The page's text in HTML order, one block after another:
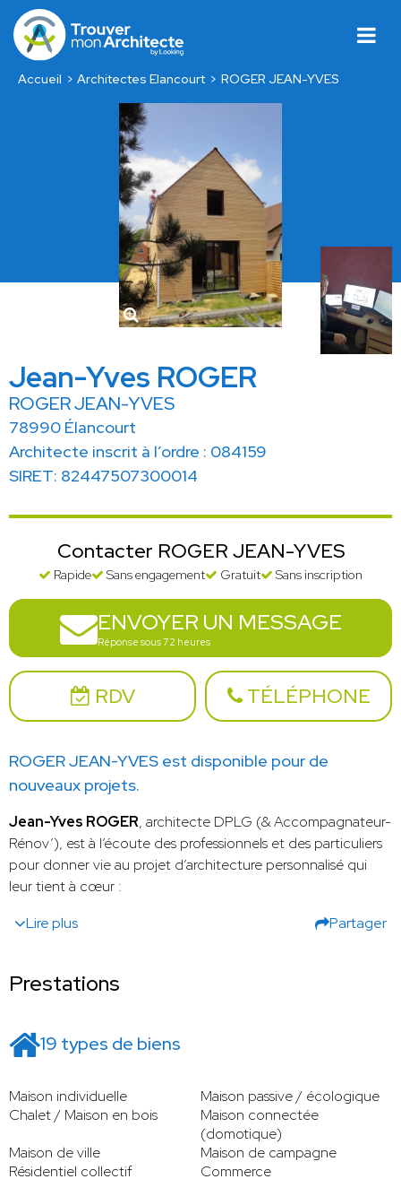
Accueil Architectes Elancourt ROGER JEAN-YVES
Jean-Yves ROGER
ROGER JEAN-YVES
78990 Élancourt
Architecte inscrit à l’ordre : 084159
SIRET: 82447507300014
Contacter ROGER JEAN-YVES
Rapide Sans engagement Gratuit Sans inscription
ENVOYER UN MESSAGE
Réponse sous 72 heures
RDV TÉLÉPHONE
ROGER JEAN-YVES est disponible pour de
nouveaux projets.
Jean-Yves ROGER, architecte DPLG (& Accompagnateur-
Rénov’), est à l’écoute des professionnels et des particuliers
pour donner vie au projet d’architecture personnalisé qui
leurtient à cœur :
Lire plus
Partager
Prestations
19 types de biens
Maison individuelle
Maison passive / écologique
Chalet / Maison en bois
Maison connectée
(domotique)
Maison de ville
Maison de campagne
Résidentiel collectif
Commerce